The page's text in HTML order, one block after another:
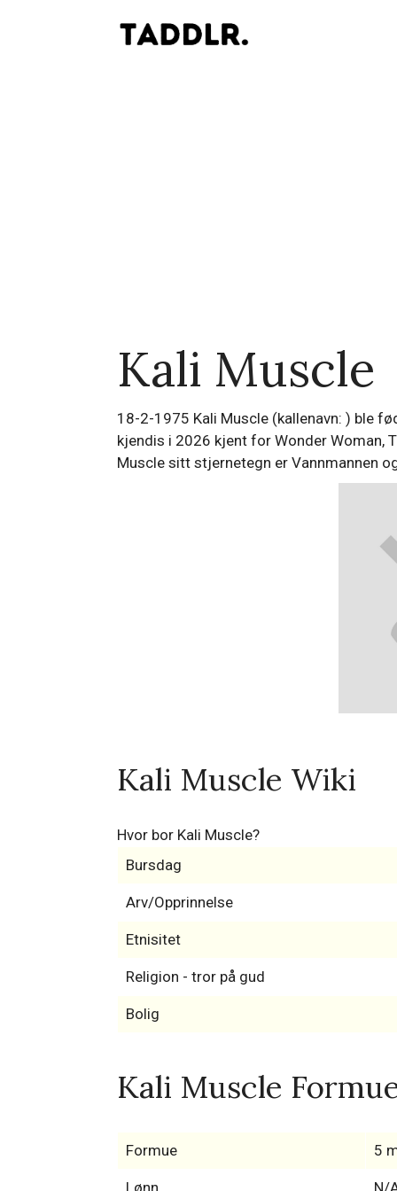
Kali Muscle
18-2-1975 Kali Muscle (kallenavn: ) ble
kjendis i 2026 kjent for Wonder Woman,
Muscle sitt stjernetegn er Vannmannen
Kali Muscle Wiki
Hvor bor Kali Muscle?
Bursdag
Arv/Opprinnelse
Etnisitet
Religion - tror på gud
Bolig
Kali Muscle
Formue 5
Lønn N/